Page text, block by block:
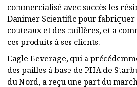
commercialisé avec succès les
Danimer Scientific pour fabriquer
couteaux et des cuillères, et a
ces produits à ses clients.
Eagle Beverage, qui a
des pailles à base de PHA de
du Nord, a reçu une part du